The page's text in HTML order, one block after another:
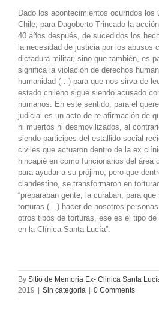
Dado los acontecimientos ocurridos los
Chile, para Dagoberto Trincado la
40 años después, de sucedidos los
la necesidad de justicia por los abusos
dictadura militar, sino que también, es
significa la violación de derechos
humanidad (…) para que nos sirva de
estado chileno sigue siendo acusado
humanos. En este sentido, para el
judicial es un acto de re-afirmación de
ni muertos ni desmovilizados, al
siendo participes del estallido social
civiles que actuaron dentro de la ex
hincapié en como funcionarios del área
para ayudar a su prójimo, pero que
clandestino, se transformaron en
“preparaban gente, la curaban, para
torturas (…) hacer de nosotros
otros tipos de torturas, ese es el tipo
en la Clínica Santa Lucía”.
By Sitio de Memoria Ex- Clinica Santa
2019 | Sin categoría | 0 Comments